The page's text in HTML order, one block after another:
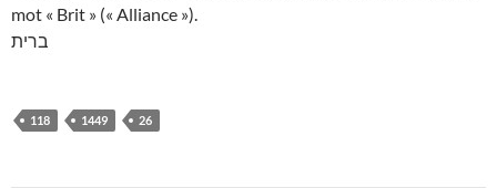
mot « Brit » (« Alliance »).
ברית
118 1449 26